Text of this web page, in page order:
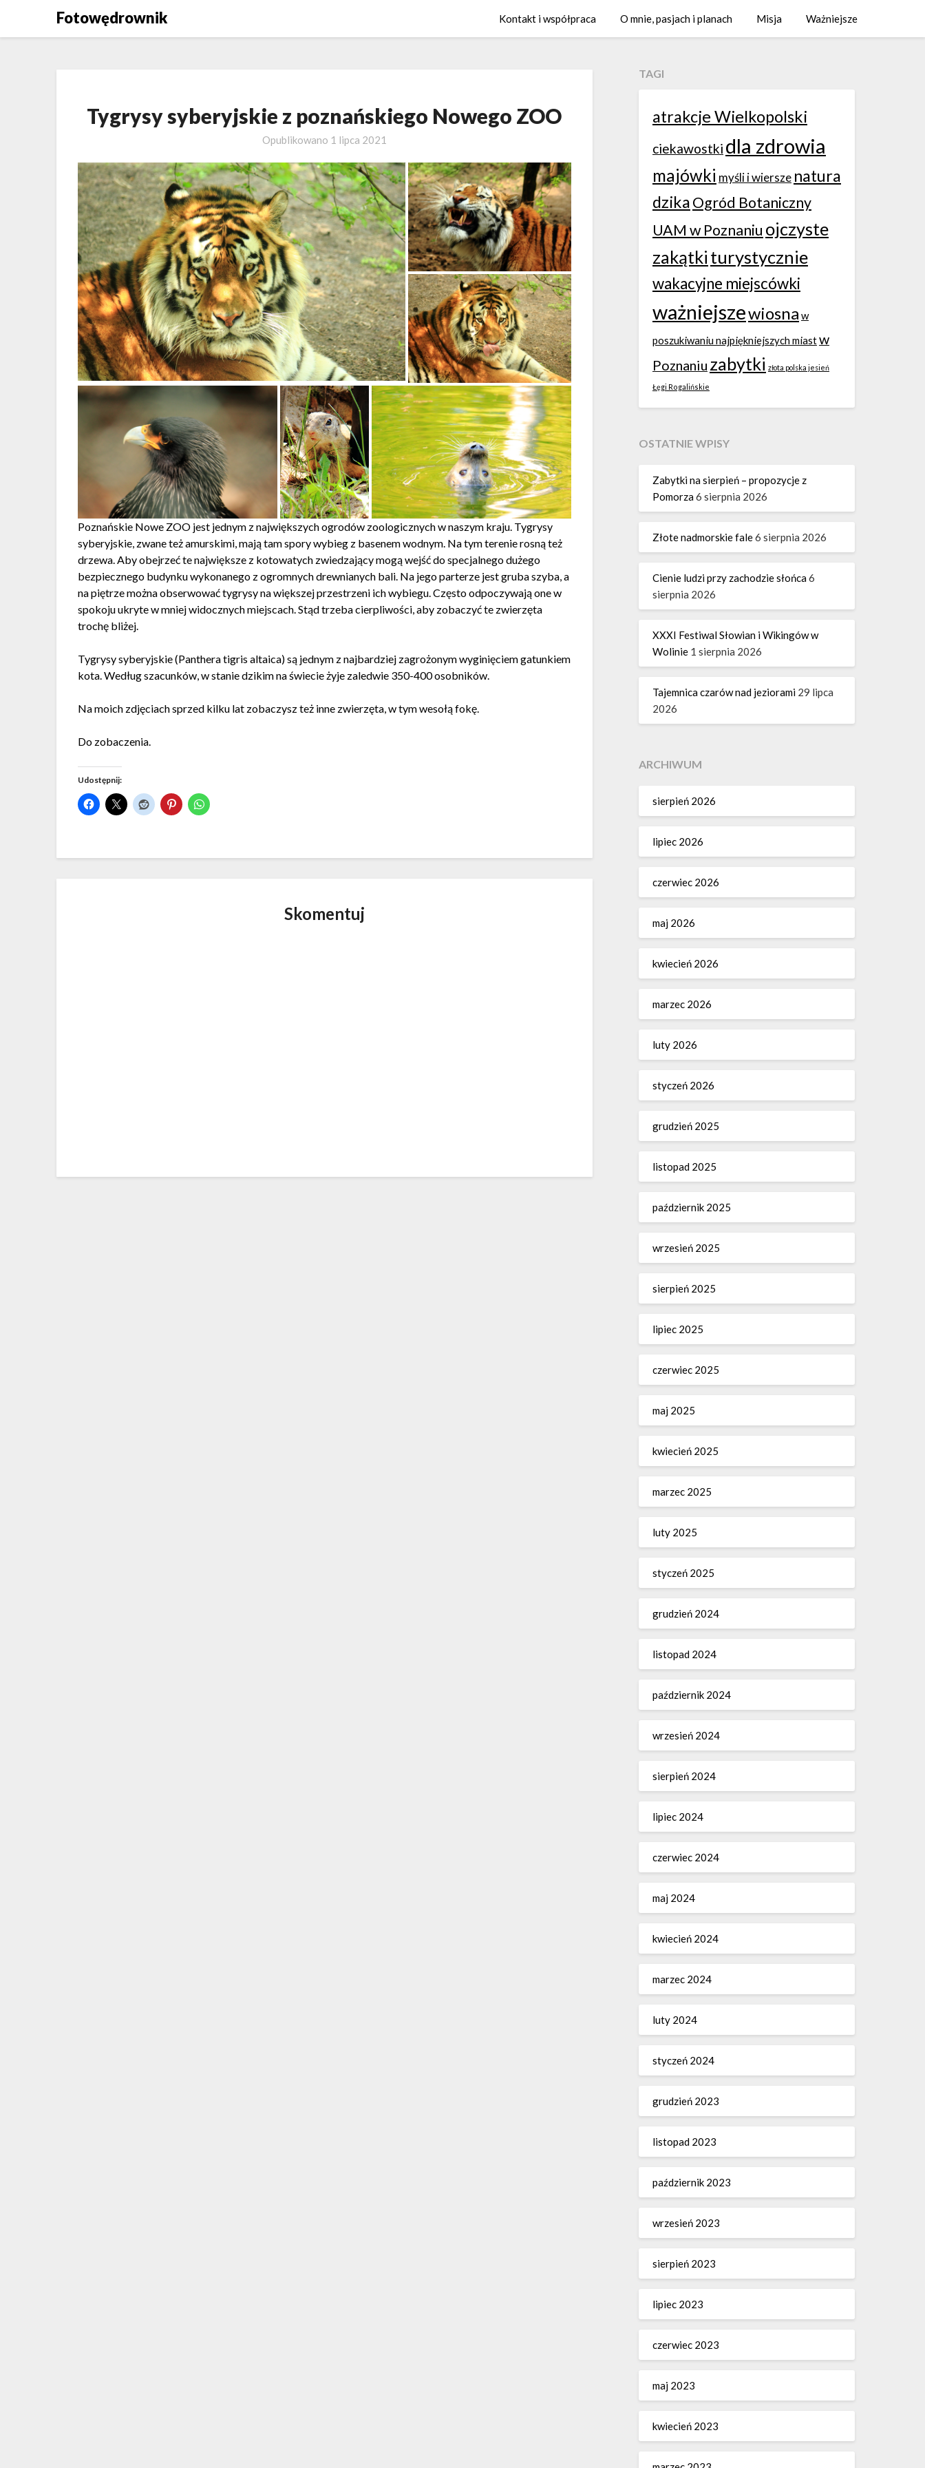
Fotowędrownik Kontakt i współpraca O mnie, pasjach i planach Misja Ważniejsze
Tygrysy syberyjskie z poznańskiego Nowego ZOO
Opublikowano 1 lipca 2021
Poznańskie Nowe ZOO jest jednym z największych ogrodów zoologicznych w naszym kraju. Tygrysy
syberyjskie, zwane też amurskimi, mają tam spory wybieg z basenem wodnym. Na tym terenie rosną też
drzewa. Aby obejrzeć te największe z kotowatych zwiedzający mogą wejść do specjalnego dużego
bezpiecznego budynku wykonanego z ogromnych drewnianych bali. Na jego parterze jest gruba szyba, a
na piętrze można obserwować tygrysy na większej przestrzeni ich wybiegu. Często odpoczywają one w
spokoju ukryte w mniej widocznych miejscach. Stąd trzeba cierpliwości, aby zobaczyć te zwierzęta
trochę bliżej.
Tygrysy syberyjskie (Panthera tigris altaica) są jednym z najbardziej zagrożonym wyginięciem gatunkiem
kota. Według szacunków, w stanie dzikim na świecie żyje zaledwie 350-400 osobników.
Na moich zdjęciach sprzed kilku lat zobaczysz też inne zwierzęta, w tym wesołą fokę.
Do zobaczenia.
Udostępnij:
Skomentuj
TAGI
atrakcje Wielkopolski
ciekawostki dla zdrowia
majówki myśli i wiersze natura
dzikaOgród Botaniczny
UAM w Poznaniu ojczyste
zakątki turystycznie
wakacyjne miejscówki
ważniejszewiosna w
poszukiwaniu najpiękniejszych miastw
Poznaniu zabytki złota polska jesień
Łęgi Rogalińskie
OSTATNIE WPISY
Zabytki na sierpień – propozycje z
Pomorza6 sierpnia 2026
Złote nadmorskie fale6 sierpnia 2026
Cienie ludzi przy zachodzie słońca6
sierpnia 2026
XXXI Festiwal Słowian i Wikingów w
Wolinie 1 sierpnia 2026
Tajemnica czarów nad jeziorami 29 lipca
2026
ARCHIWUM
sierpień 2026
lipiec 2026
czerwiec 2026
maj 2026
kwiecień 2026
marzec 2026
luty 2026
styczeń 2026
grudzień 2025
listopad 2025
październik 2025
wrzesień 2025
sierpień 2025
lipiec 2025
czerwiec 2025
maj 2025
kwiecień 2025
marzec 2025
luty 2025
styczeń 2025
grudzień 2024
listopad 2024
październik 2024
wrzesień 2024
sierpień 2024
lipiec 2024
czerwiec 2024
maj 2024
kwiecień 2024
marzec 2024
luty 2024
styczeń 2024
grudzień 2023
listopad 2023
październik 2023
wrzesień 2023
sierpień 2023
lipiec 2023
czerwiec 2023
maj 2023
kwiecień 2023